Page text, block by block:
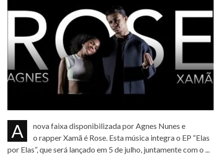
A nova faixa disponibilizada por Agnes Nunes e
o rapper Xamã é Rose. Esta música integra o EP “Elas
por Elas”, que será lançado em 5 de julho, juntamente com o ...